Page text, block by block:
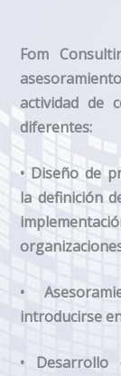
Fom
actividad de
diferentes:
• Diseño de
la definición
•
introducirse
•